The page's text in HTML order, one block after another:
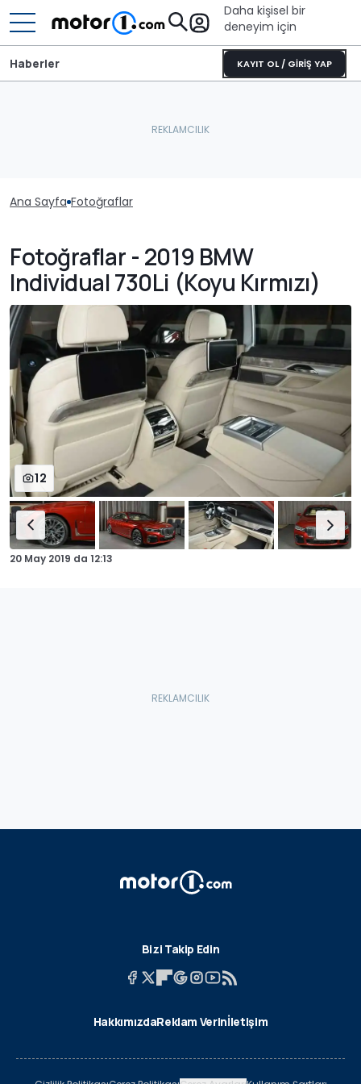
Daha kişisel bir
deneyim için
KAYIT OL / GİRİŞ YAP
Haberler
Ana Sayfa Fotoğraflar
Fotoğraflar - 2019 BMW
Individual 730Li (Koyu Kırmızı)
12
20 May 2019 da 12:13
Bizi Takip Edin
HakkımızdaReklam Verinİletişim